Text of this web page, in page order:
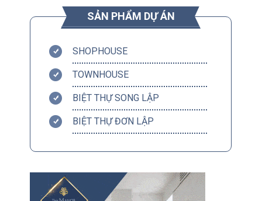
SẢN PHẨM DỰ ÁN
SHOPHOUSE
TOWNHOUSE
BIỆT THỰ SONG LẬP
BIỆT THỰ ĐƠN LẬP